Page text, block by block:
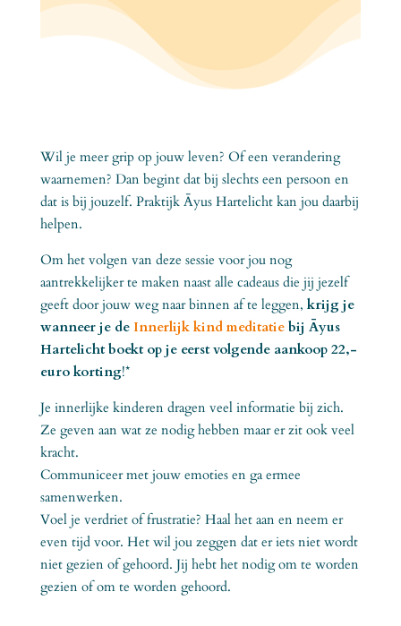
Wil je meer grip op jouw leven? Of een verandering
waarnemen? Dan begint dat bij slechts een persoon en
dat is bij jouzelf. Praktijk Āyus Hartelicht kan jou daarbij
helpen.
Om het volgen van deze sessie voor jou nog
aantrekkelijker te maken naast alle cadeaus die jij jezelf
geeft door jouw weg naar binnen af te leggen, krijg je
wanneer je de Innerlijk kind meditatiebij Āyus
Hartelicht boekt op je eerst volgende aankoop 22,-
euro korting!*
Je innerlijke kinderen dragen veel informatie bij zich.
Ze geven aan wat ze nodig hebben maar er zit ook veel
kracht.
Communiceer met jouw emoties en ga ermee
samenwerken.
Voel je verdriet of frustratie? Haal het aan en neem er
even tijd voor. Het wil jou zeggen dat er iets niet wordt
niet gezien of gehoord. Jij hebt het nodig om te worden
gezien of om te worden gehoord.